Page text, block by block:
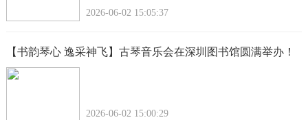
2026-06-02 15:05:37
【书韵琴心 逸采神飞】古琴音乐会在深圳图书馆圆满举办！
2026-06-02 15:00:29